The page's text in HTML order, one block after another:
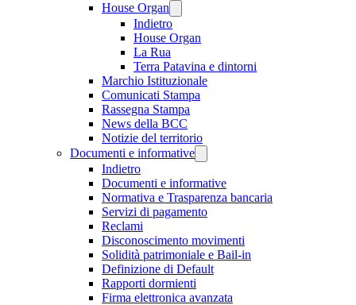
House Organ
Indietro
House Organ
La Rua
Terra Patavina e dintorni
Marchio Istituzionale
Comunicati Stampa
Rassegna Stampa
News della BCC
Notizie del territorio
Documenti e informative
Indietro
Documenti e informative
Normativa e Trasparenza bancaria
Servizi di pagamento
Reclami
Disconoscimento movimenti
Solidità patrimoniale e Bail-in
Definizione di Default
Rapporti dormienti
Firma elettronica avanzata